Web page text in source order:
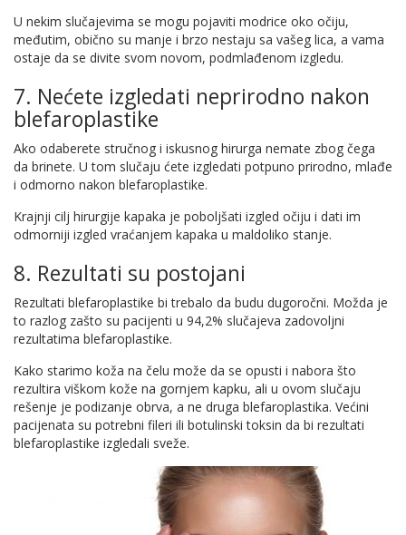
U nekim slučajevima se mogu pojaviti modrice oko očiju,
međutim, obično su manje i brzo nestaju sa vašeg lica, a vama
ostaje da se divite svom novom, podmlađenom izgledu.
7. Nećete izgledati neprirodno nakon
blefaroplastike
Ako odaberete stručnog i iskusnog hirurga nemate zbog čega
da brinete. U tom slučaju ćete izgledati potpuno prirodno, mlađe
i odmorno nakon blefaroplastike.
Krajnji cilj hirurgije kapaka je poboljšati izgled očiju i dati im
odmorniji izgled vraćanjem kapaka u maldoliko stanje.
8. Rezultati su postojani
Rezultati blefaroplastike bi trebalo da budu dugoročni. Možda je
to razlog zašto su pacijenti u 94,2% slučajeva zadovoljni
rezultatima blefaroplastike.
Kako starimo koža na čelu može da se opusti i nabora što
rezultira viškom kože na gornjem kapku, ali u ovom slučaju
rešenje je podizanje obrva, a ne druga blefaroplastika. Većini
pacijenata su potrebni fileri ili botulinski toksin da bi rezultati
blefaroplastike izgledali sveže.